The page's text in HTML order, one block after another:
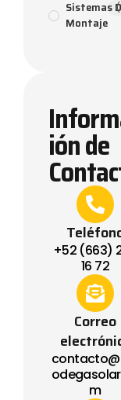
Sistemas
Montaje
ión de
+52 (663)
16 72
Correo
m